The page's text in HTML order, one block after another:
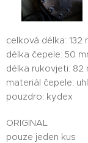
celková délka: 132
délka čepele: 50
délka rukovjeti: 82
materiál čepele:
pouzdro: kydex
ORIGINAL
pouze jeden kus